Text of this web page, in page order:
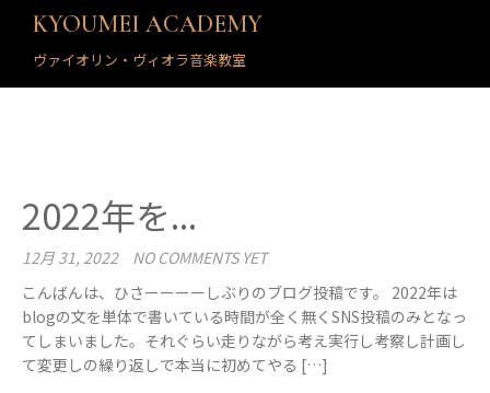
KYOUMEI ACADEMY
ヴァイオリン・ヴィオラ音楽教室
2022年を...
12月 31, 2022
NO COMMENTS YET
こんばんは、ひさーーーーしぶりのブログ投稿です。 2022年は
blogの文を単体で書いている時間が全く無くSNS投稿のみとなっ
てしまいました。それぐらい走りながら考え実行し考察し計画し
て変更しの繰り返しで本当に初めてやる […]